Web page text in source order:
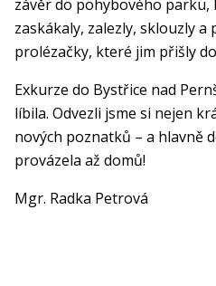
závěr do pohybového parku,
zaskákaly, zalezly, sklouzly a
prolézačky, které jim přišly
Exkurze do Bystřice nad
líbila. Odvezli jsme si nejen
nových poznatků – a hlavně
provázela až domů!
Mgr. Radka Petrová